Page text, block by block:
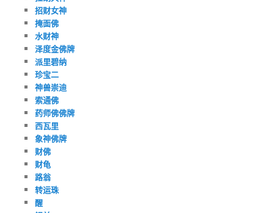
招财女神
掩面佛
水财神
泽度金佛牌
派里碧纳
珍宝二
神兽崇迪
索通佛
药师佛佛牌
西瓦里
象神佛牌
财佛
财龟
路翁
转运珠
醒